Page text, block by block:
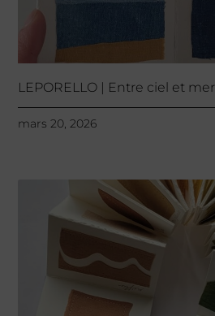
LEPORELLO | Entre ciel et mer
mars 20, 2026